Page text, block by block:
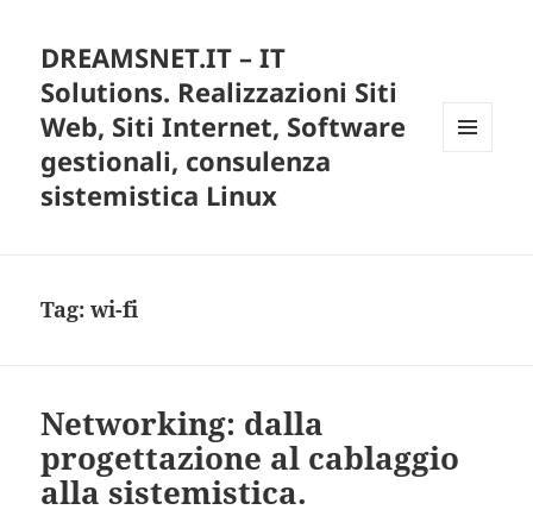
DREAMSNET.IT – IT
Solutions. Realizzazioni Siti
Web, Siti Internet, Software
gestionali, consulenza
sistemistica Linux
Tag:wi-fi
Networking: dalla
progettazione al cablaggio
alla sistemistica.